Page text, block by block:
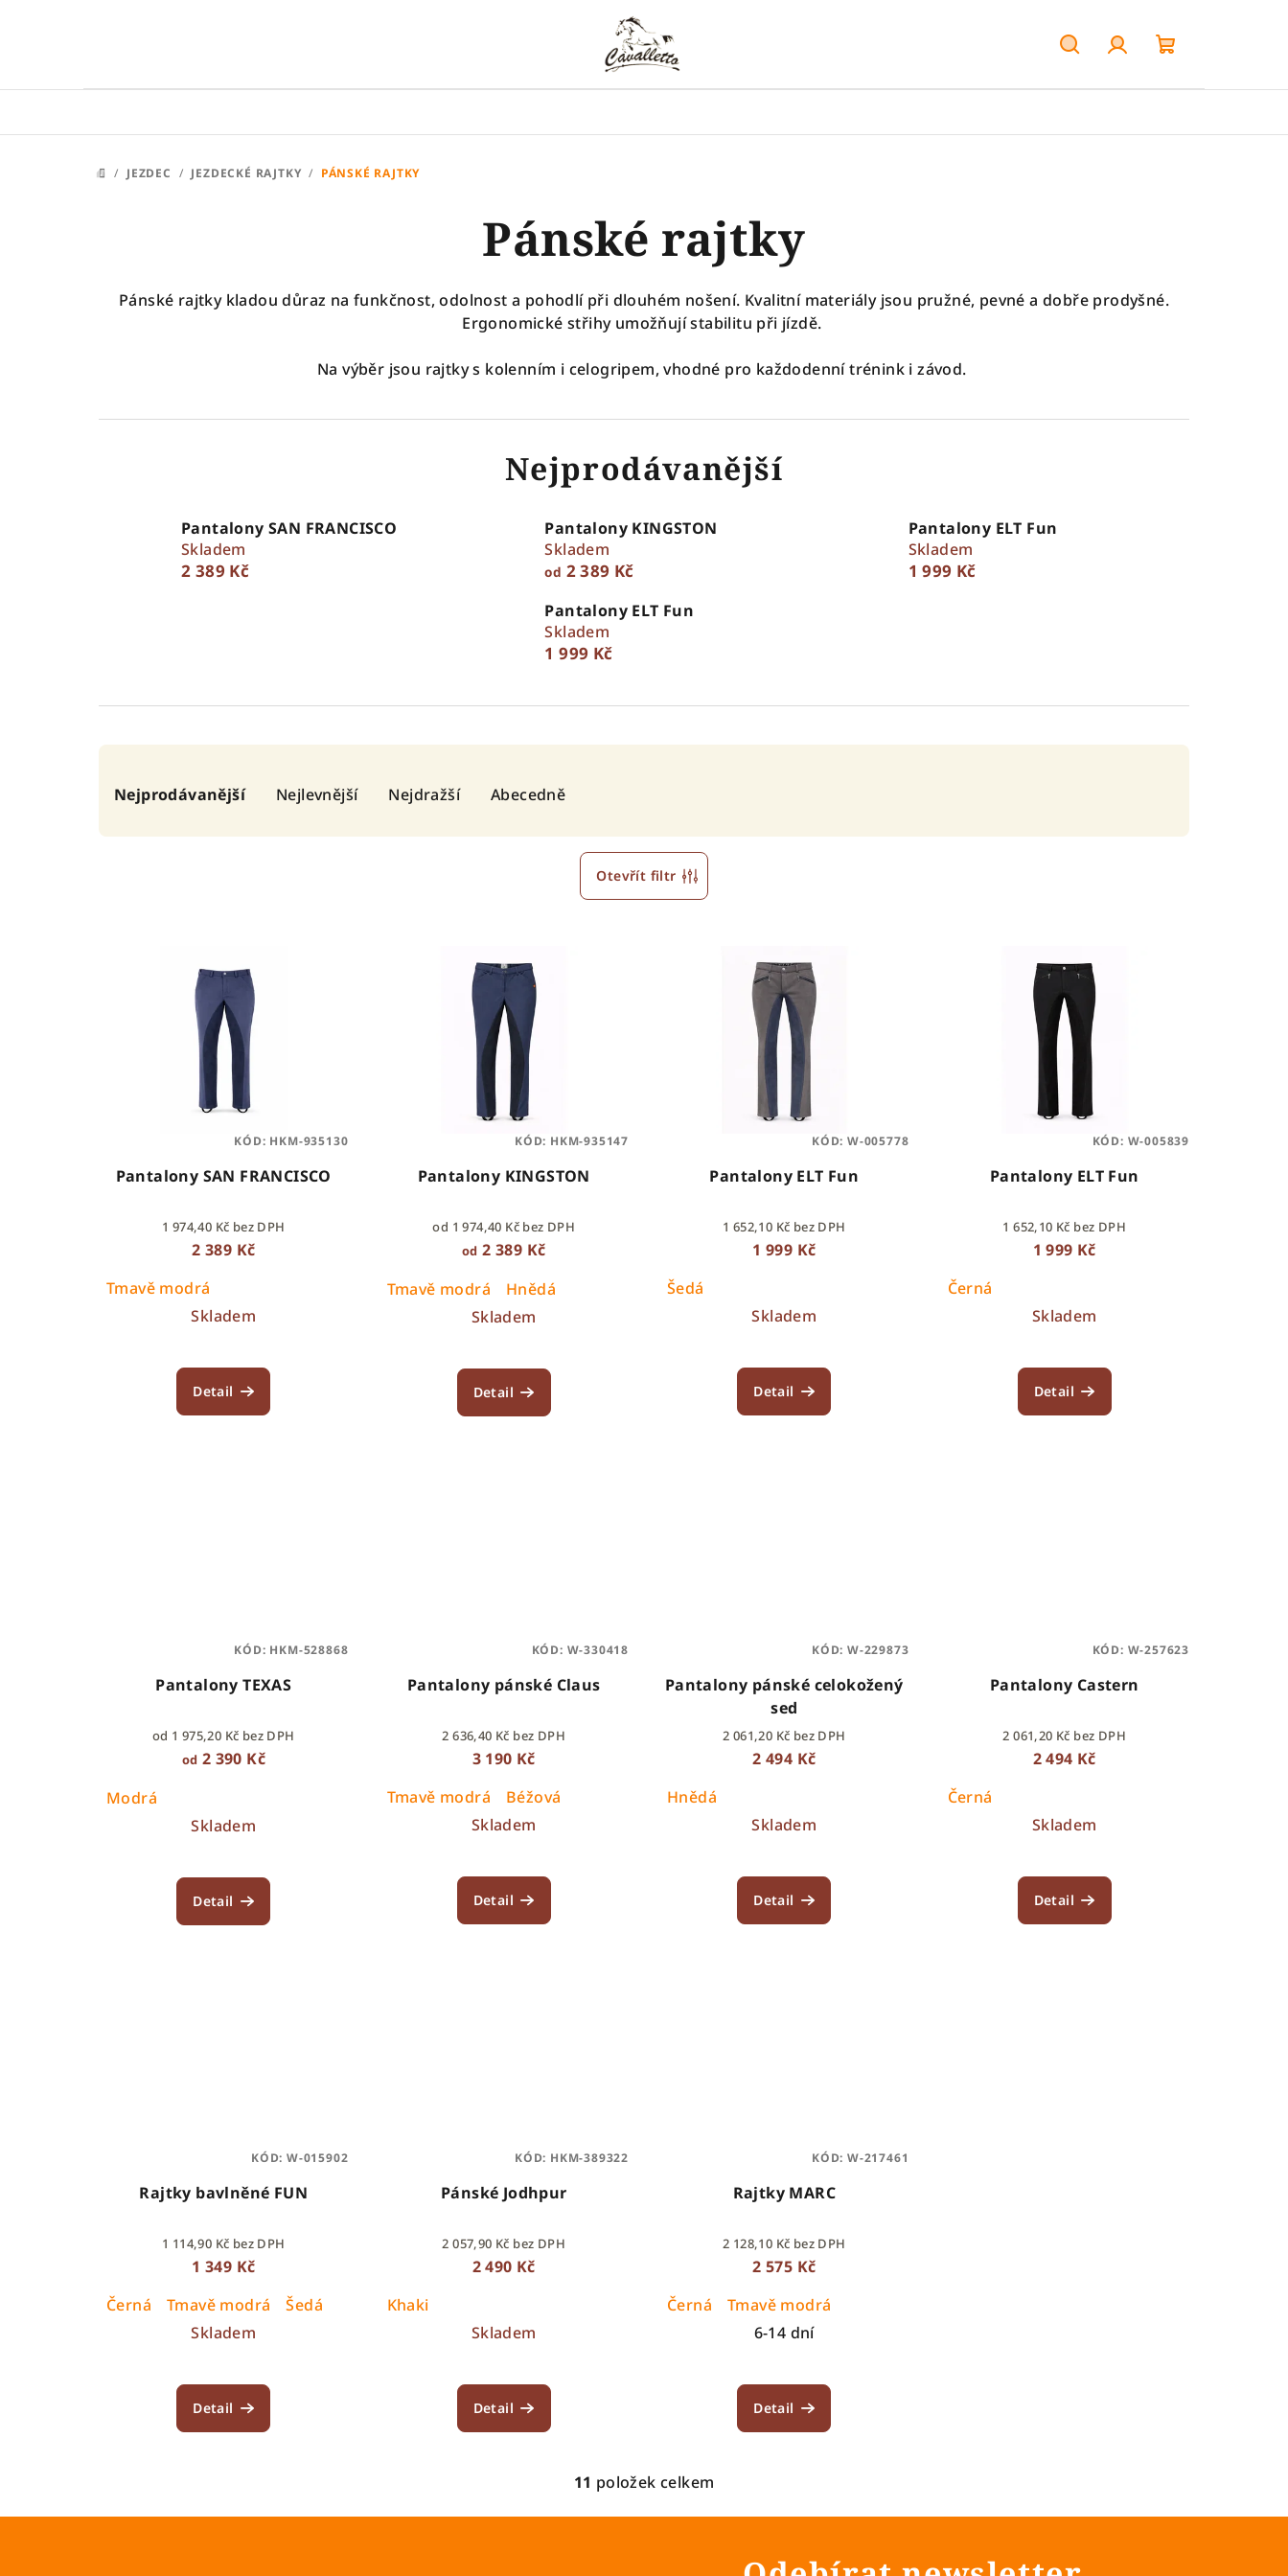
košík
DOMŮ
/ JEZDEC / JEZDECKÉ RAJTKY / PÁNSKÉ RAJTKY
Pánské rajtky
Pánské rajtky kladou důraz na funkčnost, odolnost a pohodlí při dlouhém nošení. Kvalitní materiály jsou pružné, pevné a dobře prodyšné.
Ergonomické střihy umožňují stabilitu při jízdě.
Na výběr jsou rajtky s kolenním i celogripem, vhodné pro každodenní trénink i závod.
Nejprodávanější
Pantalony SAN FRANCISCO
Skladem
2 389 Kč
Pantalony KINGSTON
Skladem
od 2 389 Kč
Pantalony ELT Fun
Skladem
1 999 Kč
Pantalony ELT Fun
Skladem
1 999 Kč
a
z
k
Nejprodávanější Nejlevnější Nejdražší Abecedně
Otevřít filtr
u
Pantalony SAN FRANCISCO
1 974,40 Kč bez DPH
2 389 Kč
Tmavě modrá
Skladem
Detail
KÓD: HKM-935130
Pantalony KINGSTON
od 1 974,40 Kč bez DPH
od 2 389 Kč
Tmavě modrá
Hnědá
Skladem
Detail
KÓD: HKM-935147
Pantalony ELT Fun
1 652,10 Kč bez DPH
1 999 Kč
Šedá
Skladem
Detail
KÓD:W-005778
Pantalony ELT Fun
1 652,10 Kč bez DPH
1 999 Kč
Černá
Skladem
Detail
KÓD: W-005839
Pantalony TEXAS
od 1 975,20 Kč bez DPH
od 2 390 Kč
Modrá
Skladem
Detail
KÓD: HKM-528868
Pantalony pánské Claus
2 636,40 Kč bez DPH
3 190 Kč
Tmavě modrá
Béžová
Skladem
Detail
KÓD: W-330418
Pantalony pánské celokožený
sed
2 061,20 Kč bez DPH
2 494 Kč
Hnědá
Skladem
Detail
KÓD:W-229873
Pantalony Castern
2 061,20 Kč bez DPH
2 494 Kč
Černá
Skladem
Detail
KÓD: W-257623
Rajtky bavlněné FUN
1 114,90 Kč bez DPH
1 349 Kč
Černá
Tmavě modrá
Šedá
Skladem
Detail
KÓD:W-015902
Pánské Jodhpur
2 057,90 Kč bez DPH
2 490 Kč
Khaki
Skladem
Detail
KÓD: HKM-389322
Rajtky MARC
2 128,10 Kč bez DPH
2 575 Kč
Černá
Tmavě modrá
6-14 dní
Detail
KÓD:W-217461
O
v
11 položek celkem